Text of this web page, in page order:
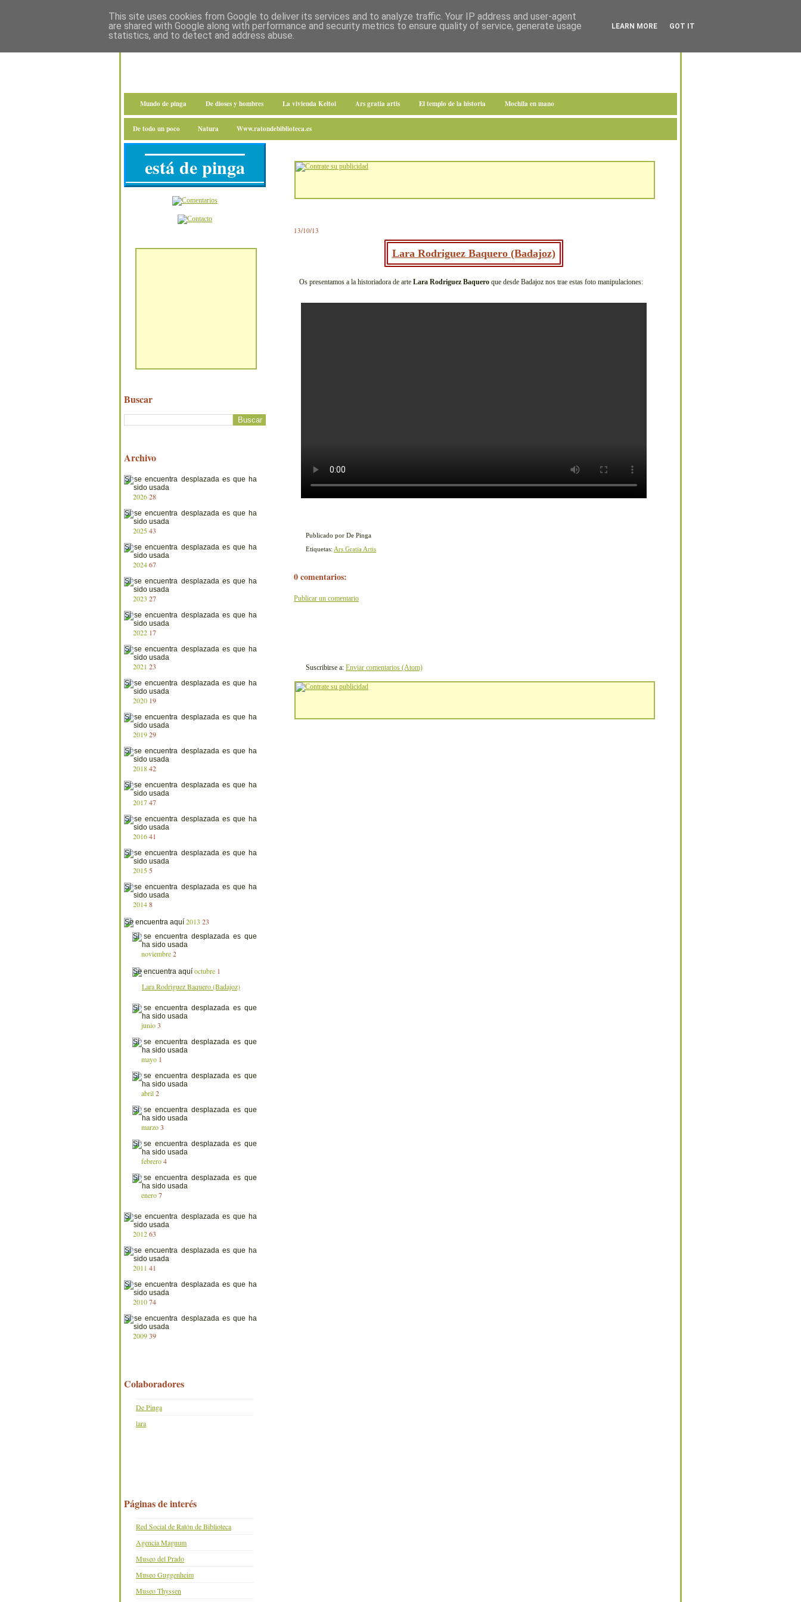
Mundo de pinga De dioses y hombres La vivienda Keltoi Ars gratia artis El templo de la historia Mochila en mano
De todo un poco Natura Www.ratondebiblioteca.es
13/10/13
Lara Rodriguez Baquero (Badajoz)
Os presentamos a la historiadora de arte Lara Rodriguez Baquero que desde Badajoz nos trae estas foto manipulaciones:
Publicado por De Pinga
Etiquetas: Ars Gratia Artis
0 comentarios:
Publicar un comentario
Suscribirse a: Enviar comentarios (Atom)
está de pinga
Buscar
Archivo
202628
202543
202467
2023 27
2022 17
2021 23
2020 19
201929
201842
201747
201641
2015 5
20148
2013 23
noviembre 2
octubre 1
Lara Rodriguez Baquero (Badajoz)
junio 3
mayo 1
abril 2
marzo 3
febrero 4
enero 7
201263
2011 41
201074
200939
Colaboradores
De Pinga
lara
Páginas de interés
Red Social de Ratón de Biblioteca
Agencia Magnum
Museo del Prado
Museo Guggenheim
Museo Thyssen
This site uses cookies from Google to deliver its services and to analyze traffic. Your IP address and user-agent
are shared with Google along with performance and security metrics to ensure quality of service, generate usage
statistics, and to detect and address abuse.
LEARN MORE GOT IT